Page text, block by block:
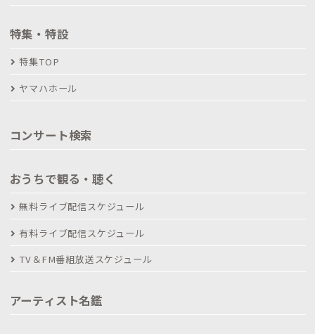
特集・特設
特集TOP
ヤマハホール
コンサート検索
おうちで観る・聴く
無料ライブ配信スケジュール
有料ライブ配信スケジュール
TV＆FM番組放送スケジュール
アーティスト名鑑